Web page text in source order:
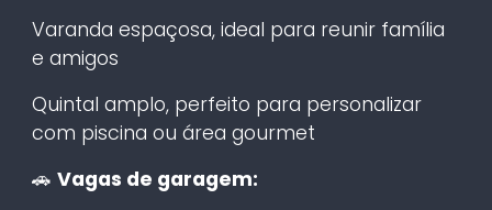
Varanda espaçosa, ideal para reunir família
e amigos
Quintal amplo, perfeito para personalizar
com piscina ou área gourmet
🚗 Vagas de garagem: